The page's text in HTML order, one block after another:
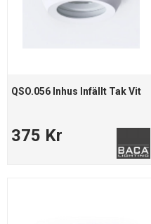
QSO.056 Inhus Infällt Tak Vit
375 Kr